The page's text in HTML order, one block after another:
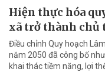
Hiện thực hóa
xã trở thành chủ
Điều chỉnh Quy hoạch
năm 2050 đã công bố
khai thác tiềm năng, lợi